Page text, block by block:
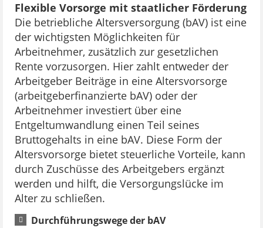
Flexible Vorsorge mit staatlicher Förderung
Die betriebliche Altersversorgung (bAV) ist eine
der wichtigsten Möglichkeiten für
Arbeitnehmer, zusätzlich zur gesetzlichen
Rente vorzusorgen. Hier zahlt entweder der
Arbeitgeber Beiträge in eine Altersvorsorge
(arbeitgeberfinanzierte bAV) oder der
Arbeitnehmer investiert über eine
Entgeltumwandlung einen Teil seines
Bruttogehalts in eine bAV. Diese Form der
Altersvorsorge bietet steuerliche Vorteile, kann
durch Zuschüsse des Arbeitgebers ergänzt
werden und hilft, die Versorgungslücke im
Alter zu schließen.
Durchführungswege der bAV